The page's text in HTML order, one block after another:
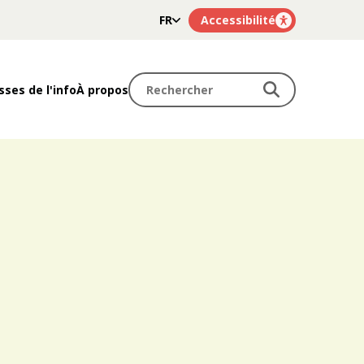
FR Accessibilité
de l'infoÀ propos
Rechercher Rechercher